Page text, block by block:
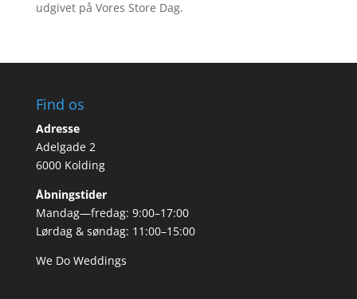
udgivet på Vores Store Dag.
Find os
Adresse
Adelgade 2
6000 Kolding
Åbningstider
Mandag—fredag: 9:00–17:00
Lørdag & søndag: 11:00–15:00
We Do Weddings